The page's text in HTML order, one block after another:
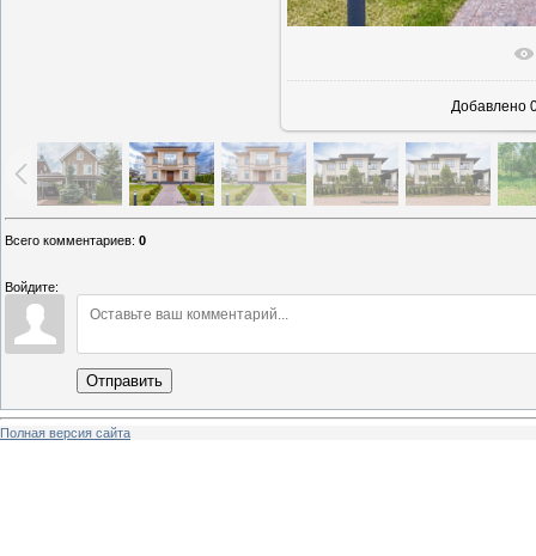
В
Добавлено
Всего комментариев: 0
Войдите:
Отправить
Полная версия сайта